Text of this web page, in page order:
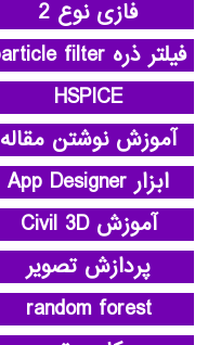
فازی نوع 2
فیلتر ذره particle filter
HSPICE
آموزش نوشتن مقاله
ابزار App Designer
آموزش Civil 3D
پردازش تصویر
random forest